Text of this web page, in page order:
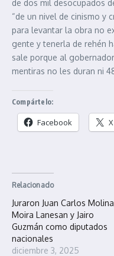
de dos mil desocupados
“de un nivel de cinismo y
para levantar la obra no
gente y tenerla de rehén
sale porque al
mentiras no les duran ni
Compártelo:
Facebook X
Relacionado
Juraron Juan Carlos
Moira Lanesan y Jairo
Guzmán como diputados
nacionales
diciembre 3, 2025